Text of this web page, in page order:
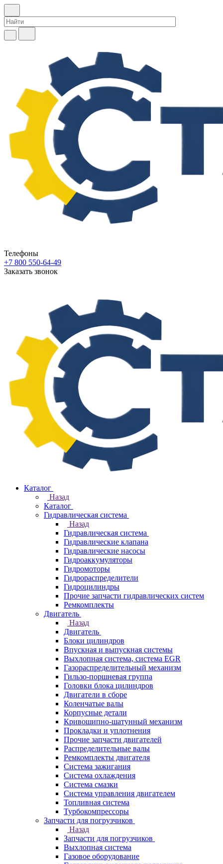
Телефоны
+7 800 550-64-49
Заказать звонок
Каталог
Назад
Каталог
Гидравлическая система
Назад
Гидравлическая система
Гидравлические клапана
Гидравлические насосы
Гидроаккумуляторы
Гидромоторы
Гидрораспределители
Гидроцилиндры
Прочие запчасти гидравлических систем
Ремкомплекты
Двигатель
Назад
Двигатель
Блоки цилиндров
Впускная и выпускная системы
Выхлопная система, система EGR
Газораспределительный механизм
Гильзо-поршневая группа
Головки блока цилиндров
Двигатели в сборе
Коленчатые валы
Корпусные детали
Кривошипно-шатунный механизм
Прокладки и уплотнения
Прочие запчасти двигателей
Распределительные валы
Ремкомплекты двигателя
Система зажигания
Система охлаждения
Система смазки
Система управления двигателем
Топливная система
Турбокомпрессоры
Запчасти для погрузчиков
Назад
Запчасти для погрузчиков
Выхлопная система
Газовое оборудование